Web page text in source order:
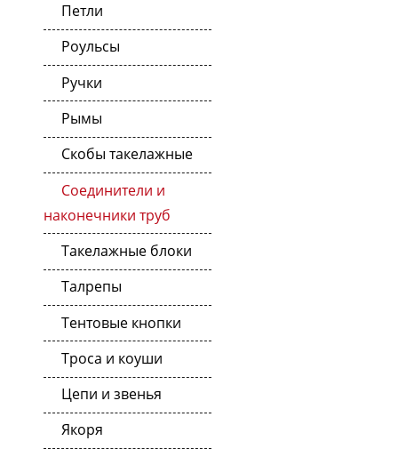
Петли
Роульсы
Ручки
Рымы
Скобы такелажные
Соединители и
наконечники труб
Такелажные блоки
Талрепы
Тентовые кнопки
Троса и коуши
Цепи и звенья
Якоря